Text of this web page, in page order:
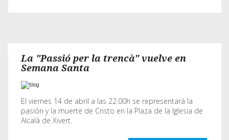
La "Passió per la trencà" vuelve en
Semana Santa
El viernes 14 de abril a las 22:00h se representará la
pasión y la muerte de Cristo en la Plaza de la Iglesia de
Alcalà de Xivert.